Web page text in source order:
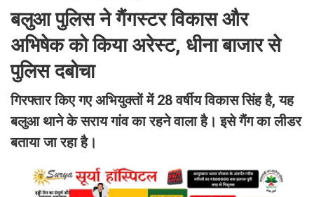
बलुआ पुलिस ने गैंगस्टर विकास और
अभिषेक को किया अरेस्ट, धीना बाजार से
पुलिस दबोचा
गिरफ्तार किए गए अभियुक्तों में 28 वर्षीय विकास सिंह है, यह
बलुआ थाने के सराय गांव का रहने वाला है। इसे गैंग का लीडर
बताया जा रहा है।